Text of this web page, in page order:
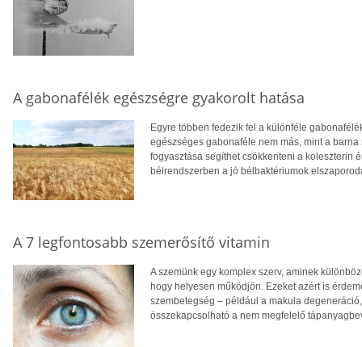
A gabonafélék egészségre gyakorolt hatása
Egyre többen fedezik fel a különféle
egészséges gabonaféle nem más, mint a
fogyasztása segíthet csökkenteni a koleszterin
bélrendszerben a jó bélbaktériumok
A 7 legfontosabb szemerősítő vitamin
A szemünk egy komplex szerv, aminek
hogy helyesen működjön. Ezeket azért is
szembetegség – például a makula
összekapcsolható a nem megfelelő